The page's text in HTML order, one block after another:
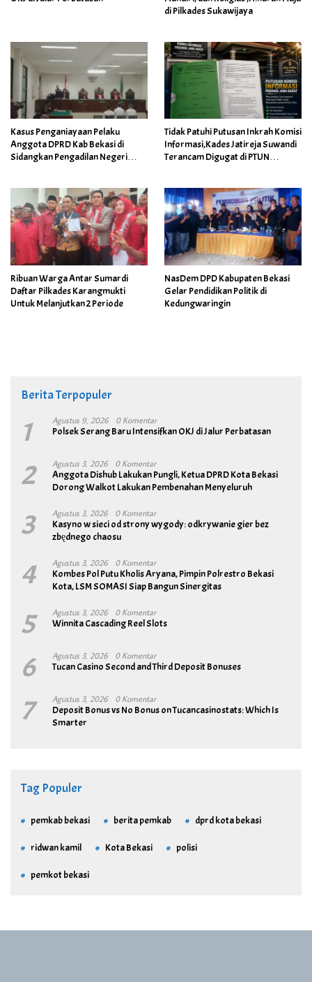
di Pilkades Sukawijaya
Kasus Penganiayaan Pelaku
Anggota DPRD Kab Bekasi di
Sidangkan Pengadilan Negeri
Tidak Patuhi Putusan Inkrah Komisi
Informasi,Kades Jatireja Suwandi
Terancam Digugat di PTUN
Ribuan Warga Antar Sumardi
Daftar Pilkades Karangmukti
Untuk Melanjutkan 2 Periode
NasDem DPD Kabupaten Bekasi
Gelar Pendidikan Politik di
Kedungwaringin
Berita Terpopuler
1 Agustus 9, 2026 0 Komentar
Polsek Serang Baru Intensifkan OKJ di Jalur Perbatasan
2 Agustus 3, 2026 0 Komentar
Anggota Dishub Lakukan Pungli, Ketua DPRD Kota Bekasi
Dorong Walkot Lakukan Pembenahan Menyeluruh
3 Agustus 3, 2026 0 Komentar
Kasyno w sieci od strony wygody: odkrywanie gier bez
zbędnego chaosu
4 Agustus 3, 2026 0 Komentar
Kombes Pol Putu Kholis Aryana, Pimpin Polrestro Bekasi
Kota, LSM SOMASI Siap Bangun Sinergitas
5 Agustus 3, 2026 0 Komentar
Winnita Cascading Reel Slots
6 Agustus 3, 2026 0 Komentar
Tucan Casino Second and Third Deposit Bonuses
7 Agustus 3, 2026 0 Komentar
Deposit Bonus vs No Bonus on Tucancasinostats: Which Is
Smarter
Tag Populer
pemkab bekasi berita pemkab dprd kota bekasi
ridwan kamil Kota Bekasi polisi
pemkot bekasi